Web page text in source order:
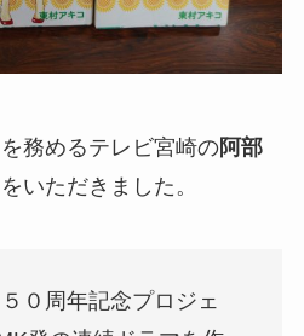
務めるテレビ宮崎の阿部
いただきました。
０周年記念プロジェ